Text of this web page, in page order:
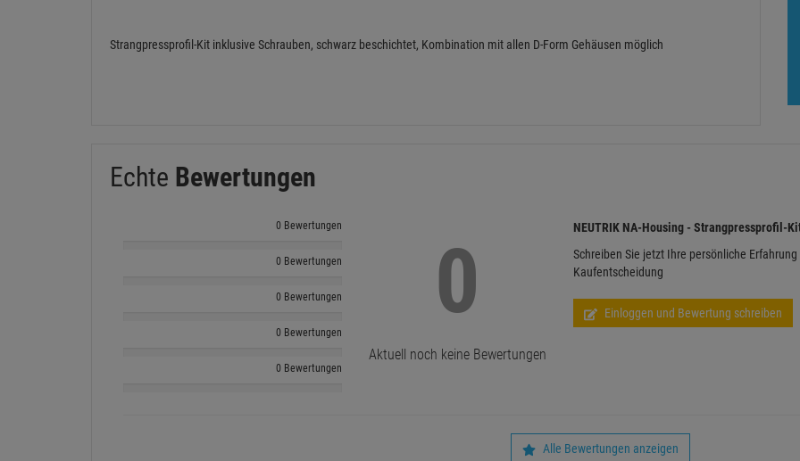
Strangpressprofil-Kit inklusive Schrauben, schwarz beschichtet, Kombination mit allen D-Form Gehäusen möglich
Echte Bewertungen
0 Bewertungen
0 Bewertungen
0 Bewertungen
0 Bewertungen
0 Bewertungen
0
Aktuell noch keine Bewertungen
NEUTRIK NA-Housing - Strangpressprofil-
Schreiben Sie jetzt Ihre persönliche
Kaufentscheidung
Einloggen und Bewertung schreiben
Alle Bewertungen anzeigen